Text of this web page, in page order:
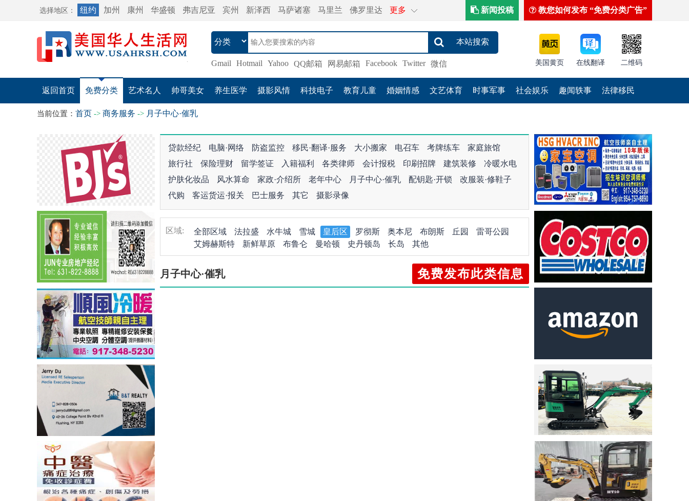
选择地区： 纽约 加州 康州 华盛顿 弗吉尼亚 宾州 新泽西 马萨诸塞 马里兰 佛罗里达 更多 教您如何发布 “免费分类广告”
新闻投稿
Gmail Hotmail Yahoo QQ邮箱 网易邮箱 Facebook Twitter 微信 美国黄页 在线翻译 二维码
返回首页 免费分类 艺术名人 帅哥美女 养生医学 摄影风情 科技电子 教育儿童 婚姻情感 文艺体育 时事军事 社会娱乐 趣闻轶事 法律移民
当前位置： 首页 -> 商务服务 -> 月子中心·催乳
贷款经纪 电脑·网络 防盗监控 移民·翻译·服务 大小搬家 电召车 考牌练车
家庭旅馆
旅行社
保险理财 留学签证 入籍福利 各类律师 会计报税 印刷招牌 建筑装修
冷暖水电
护肤化妆品
风水算命 家政·介绍所 老年中心 月子中心·催乳 配钥匙·开锁
改服装·修鞋子
代购
客运货运·报关 巴士服务 其它 摄影录像
区域: 全部区域 法拉盛 水牛城 雪城 皇后区 罗彻斯 奥本尼 布朗斯 丘园
雷哥公园
艾姆赫斯特
新鲜草原 布鲁仑 曼哈顿 史丹顿岛 长岛 其他
月子中心·催乳 免费发布此类信息